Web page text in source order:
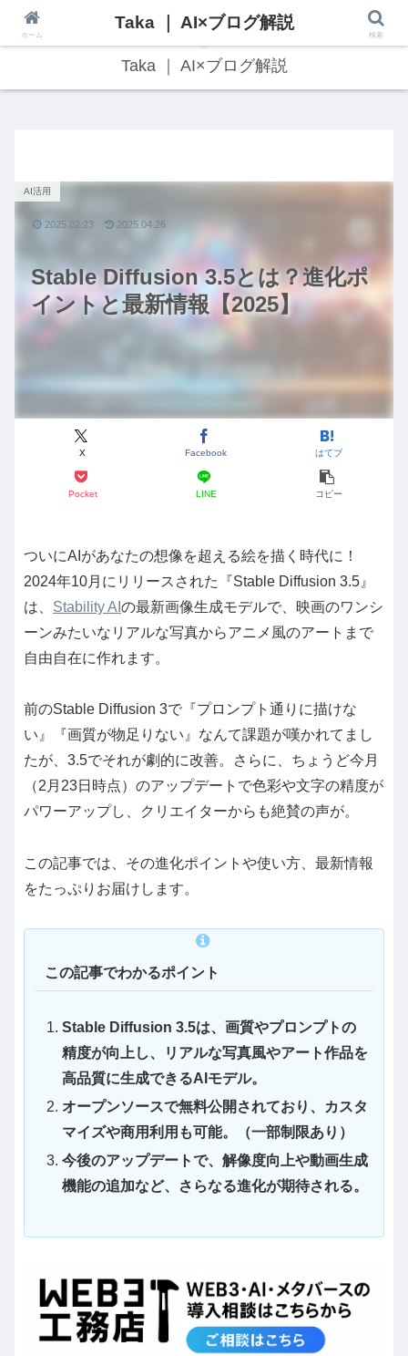
最新のAI技術・Web3トレンドをわかりやすく解説！
Taka ｜ AI×ブログ解説
Stable Diffusion 3.5とは？進化ポ
イントと最新情報【2025】
AI活用
X Facebook はてブ
Pocket LINE コピー
2025.02.23 2025.04.26
ついにAIがあなたの想像を超える絵を描く時代に！
2024年10月にリリースされた『Stable Diffusion 3.5』
は、 Stability AI の最新画像生成モデルで、映画のワンシ
ーンみたいなリアルな写真からアニメ風のアートまで
自由自在に作れます。
前のStable Diffusion 3で『プロンプト通りに描けな
い』『画質が物足りない』なんて課題が嘆かれてまし
たが、3.5でそれが劇的に改善。さらに、ちょうど今月
（2月23日時点）のアップデートで色彩や文字の精度が
パワーアップし、クリエイターからも絶賛の声が。
この記事では、その進化ポイントや使い方、最新情報
をたっぷりお届けします。
この記事でわかるポイント
Stable Diffusion 3.5は、画質やプロンプトの
精度が向上し、リアルな写真風やアート作品を
高品質に生成できるAIモデル。
オープンソースで無料公開されており、カスタ
マイズや商用利用も可能。（一部制限あり）
今後のアップデートで、解像度向上や動画生成
機能の追加など、さらなる進化が期待される。
ホーム
Taka ｜ AI×ブログ解説
検索